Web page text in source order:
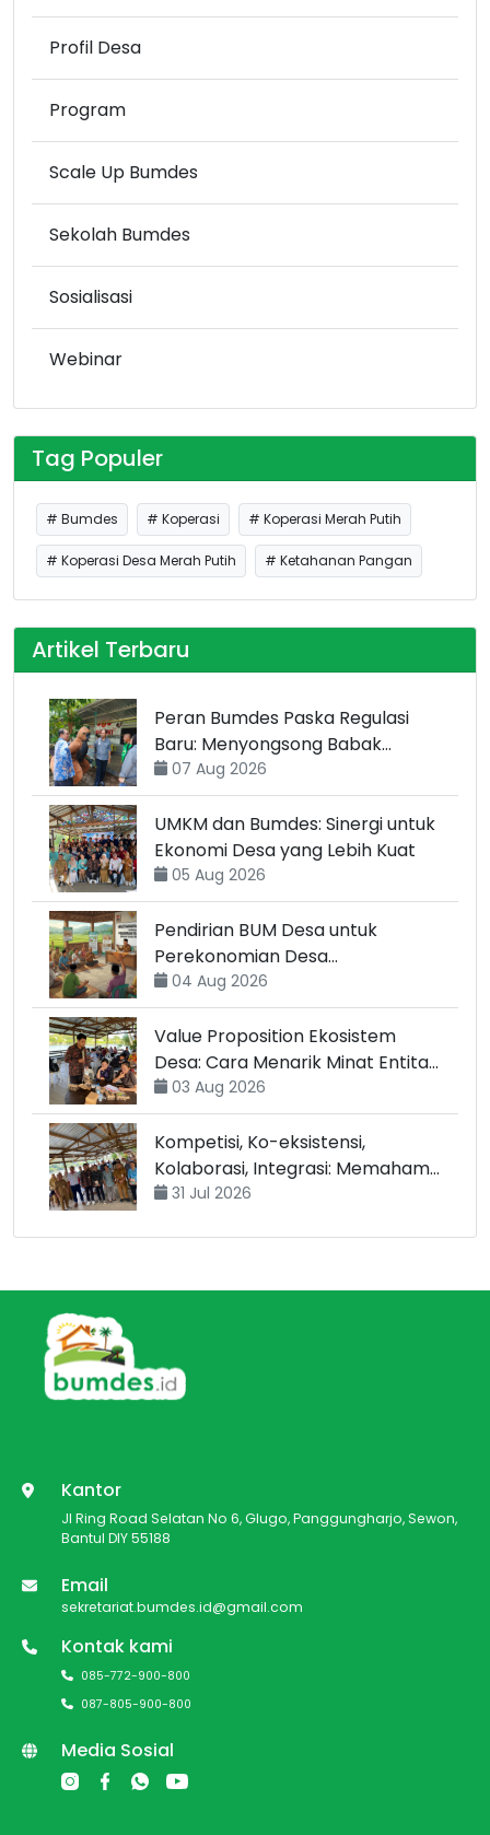
Profil Desa
Program
Scale Up Bumdes
Sekolah Bumdes
Sosialisasi
Webinar
Tag Populer
# Bumdes # Koperasi # Koperasi Merah Putih
# Koperasi Desa Merah Putih # Ketahanan Pangan
Artikel Terbaru
Peran Bumdes Paska Regulasi
Baru: Menyongsong Babak
Transformasi
07 Aug 2026
UMKM dan Bumdes: Sinergi untuk
Ekonomi Desa yang Lebih Kuat
05 Aug 2026
Pendirian BUM Desa untuk
Perekonomian Desa
Berkelanjutan
04 Aug 2026
Value Proposition Ekosistem
Desa: Cara Menarik Minat Entitas
untuk Bergabung
03 Aug 2026
Kompetisi, Ko-eksistensi,
Kolaborasi, Integrasi: Memahami
4 Pola Hubungan Antar Entitas di
31 Jul 2026
Kantor
Jl Ring Road Selatan No 6, Glugo, Panggungharjo, Sewon,
Bantul DIY 55188
Email
sekretariat.bumdes.id@gmail.com
Kontak kami
085-772-900-800
087-805-900-800
Media Sosial